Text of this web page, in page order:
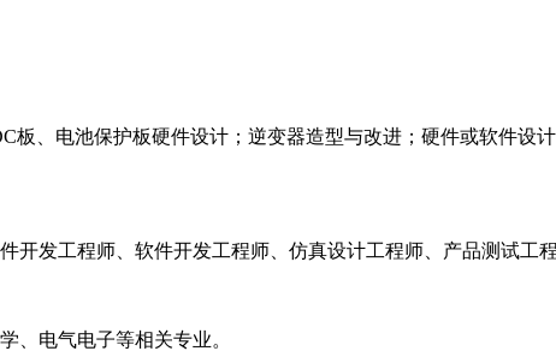
、电池保护板硬件设计；逆变器造型与改进；硬件或软件设
发工程师、软件开发工程师、仿真设计工程师、产品测试工
电气电子等相关专业。